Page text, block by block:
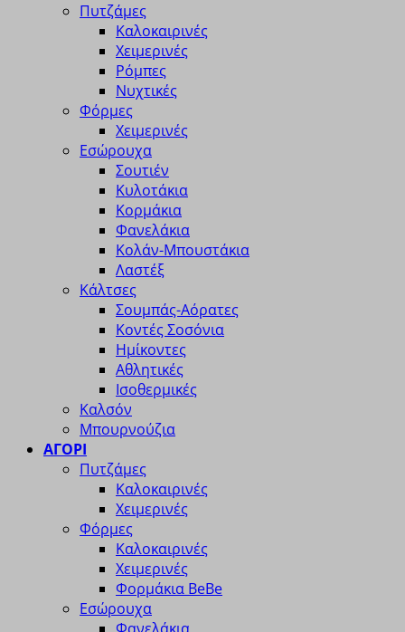
Πυτζάμες
Καλοκαιρινές
Χειμερινές
Ρόμπες
Νυχτικές
Φόρμες
Χειμερινές
Εσώρουχα
Σουτιέν
Κυλοτάκια
Κορμάκια
Φανελάκια
Κολάν-Μπουστάκια
Λαστέξ
Κάλτσες
Σουμπάς-Αόρατες
Κοντές Σοσόνια
Ημίκοντες
Αθλητικές
Ισοθερμικές
Καλσόν
Μπουρνούζια
ΑΓΟΡΙ
Πυτζάμες
Καλοκαιρινές
Χειμερινές
Φόρμες
Καλοκαιρινές
Χειμερινές
Φορμάκια BeBe
Εσώρουχα